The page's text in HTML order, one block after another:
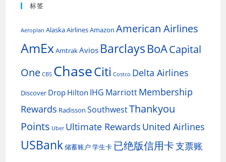
标签
Aeroplan Alaska AirlinesAmazon American Airlines
AmExAmtrakAvios Barclays BoACapital
One CBS ChaseCiti Costco Delta Airlines
Discover Drop Hilton IHG MarriottMembership
Rewards Radisson SouthwestThankyou
Points Uber Ultimate Rewards United Airlines
USBank储蓄账户 学生卡 已绝版信用卡支票账